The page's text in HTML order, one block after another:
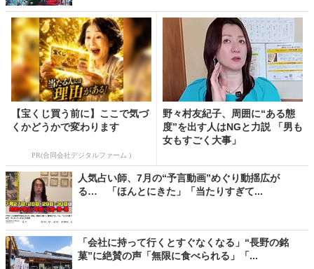
【宝くじ買う前に】ここで気づ
くかどうかで変わります
PR(合同会社デジタルファーム )
野々村友紀子、周囲に“ある態
度”を出す人はNGと力説 「男も
女もすごく大事」
人気占い師、7月の“予言動画”めぐり動揺広が
る… 「ほんとにきた」「当たりすぎて...
「会社に持って行くとすぐなくなる」“長野の銘
菓”に絶賛の声「無限に食べられる」「...